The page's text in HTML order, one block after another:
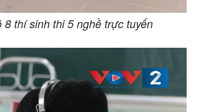
thí sinh thi 5 nghề trực tuyến